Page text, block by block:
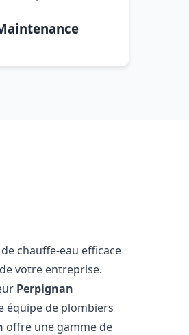
chauffe-eau efficace
votre entreprise.
Perpignan
équipe de plombiers
offre une gamme de